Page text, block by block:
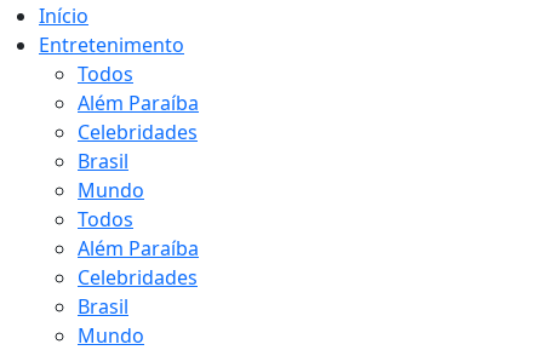
Início
Entretenimento
Todos
Além Paraíba
Celebridades
Brasil
Mundo
Todos
Além Paraíba
Celebridades
Brasil
Mundo